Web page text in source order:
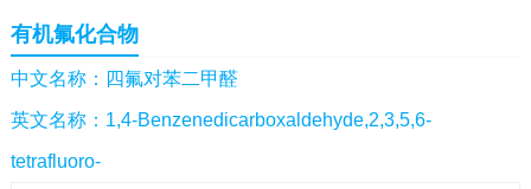
间体|抗高血压药物中间体
感染药物中间体|
体 |抗精神病药物中间体 |
药中间体|其他原料药中间体|
有机氟化合物
中文名称：四氟对苯二甲醛
英文名称：1,4-Benzenedicarboxaldehyde,2,3,5,6-
tetrafluoro-